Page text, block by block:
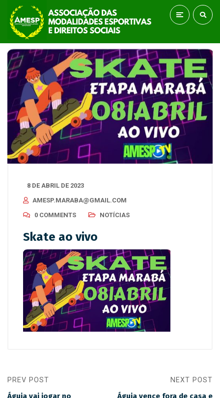
8 DE ABRIL DE 2023
AMESP.MARABA@GMAIL.COM
0 COMMENTS
NOTÍCIAS
Skate ao vivo
PREV POST
Águia vai jogar no
NEXT POST
Águia vence fora de casa e